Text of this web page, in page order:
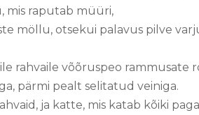
mis raputab müüri,
möllu, otsekui palavus pilve
rahvaile võõruspeo rammusate
pärmi pealt selitatud veiniga.
ja katte, mis katab kõiki